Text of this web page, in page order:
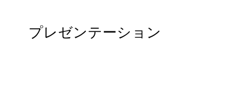
プレゼンテーション